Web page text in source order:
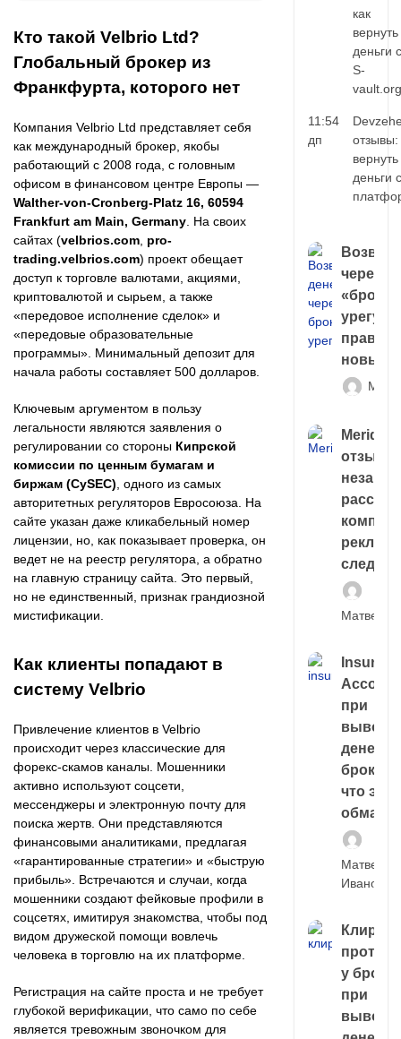
Кто такой Velbrio Ltd?
Глобальный брокер из
Франкфурта, которого нет
Компания Velbrio Ltd представляет себя
как международный брокер, якобы
работающий с 2008 года, с головным
офисом в финансовом центре Европы —
Walther-von-Cronberg-Platz 16, 60594
Frankfurt am Main, Germany. На своих
сайтах (velbrios.com, pro-
trading.velbrios.com) проект обещает
доступ к торговле валютами, акциями,
криптовалютой и сырьем, а также
«передовое исполнение сделок» и
«передовые образовательные
программы». Минимальный депозит для
начала работы составляет 500 долларов.
Ключевым аргументом в пользу
легальности являются заявления о
регулировании со стороны Кипрской
комиссии по ценным бумагам и
биржам (CySEC), одного из самых
авторитетных регуляторов Евросоюза. На
сайте указан даже кликабельный номер
лицензии, но, как показывает проверка, он
ведет не на реестр регулятора, а обратно
на главную страницу сайта. Это первый,
но не единственный, признак грандиозной
мистификации.
Как клиенты попадают в
систему Velbrio
Привлечение клиентов в Velbrio
происходит через классические для
форекс-скамов каналы. Мошенники
активно используют соцсети,
мессенджеры и электронную почту для
поиска жертв. Они представляются
финансовыми аналитиками, предлагая
«гарантированные стратегии» и «быструю
прибыль». Встречаются и случаи, когда
мошенники создают фейковые профили в
соцсетях, имитируя знакомства, чтобы под
видом дружеской помощи вовлечь
человека в торговлю на их платформе.
Регистрация на сайте проста и не требует
глубокой верификации, что само по себе
является тревожным звоночком для
как
вернуть
деньги с
S-
vault.org
11:54
дп
отзывы:
вернуть
деньги с
через
правда
новый
следа
Матвей
Account
при
выводе
денег у
что это,
обман?
Матвей
Иванов
Клиринг
у
при
выводе